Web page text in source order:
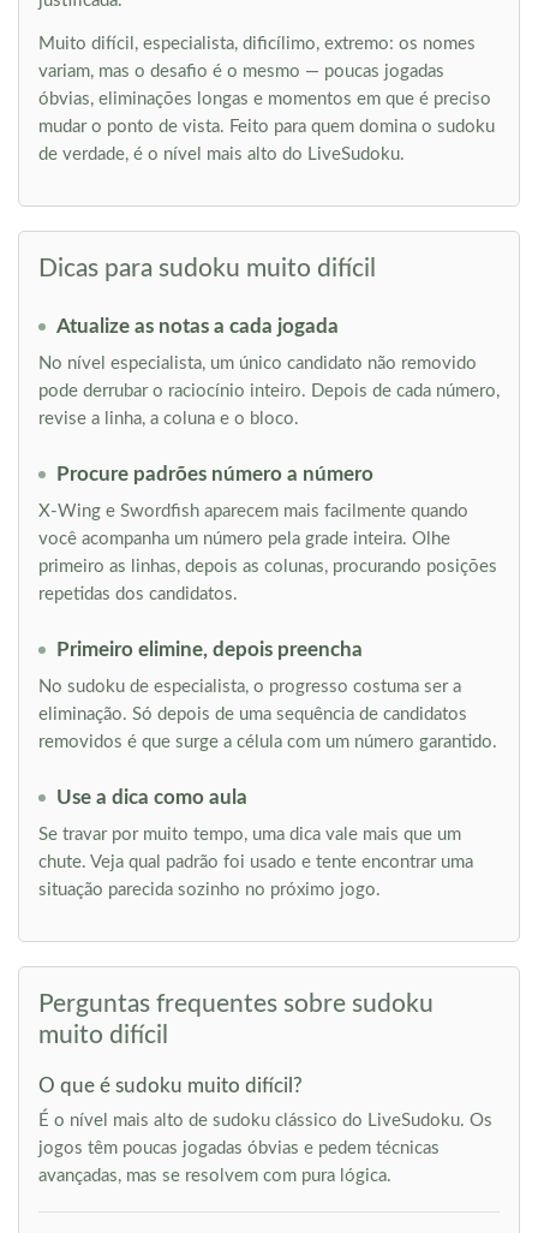
Muito difícil, especialista, dificílimo, extremo: os nomes
variam, mas o desafio é o mesmo — poucas jogadas
óbvias, eliminações longas e momentos em que é preciso
mudar o ponto de vista. Feito para quem domina o sudoku
de verdade, é o nível mais alto do LiveSudoku.
Dicas para sudoku muito difícil
Atualize as notas a cada jogada
No nível especialista, um único candidato não removido
pode derrubar o raciocínio inteiro. Depois de cada número,
revise a linha, a coluna e o bloco.
Procure padrões número a número
X-Wing e Swordfish aparecem mais facilmente quando
você acompanha um número pela grade inteira. Olhe
primeiro as linhas, depois as colunas, procurando posições
repetidas dos candidatos.
Primeiro elimine, depois preencha
No sudoku de especialista, o progresso costuma ser a
eliminação. Só depois de uma sequência de candidatos
removidos é que surge a célula com um número garantido.
Use a dica como aula
Se travar por muito tempo, uma dica vale mais que um
chute. Veja qual padrão foi usado e tente encontrar uma
situação parecida sozinho no próximo jogo.
Perguntas frequentes sobre sudoku
muito difícil
O que é sudoku muito difícil?
É o nível mais alto de sudoku clássico do LiveSudoku. Os
jogos têm poucas jogadas óbvias e pedem técnicas
avançadas, mas se resolvem com pura lógica.